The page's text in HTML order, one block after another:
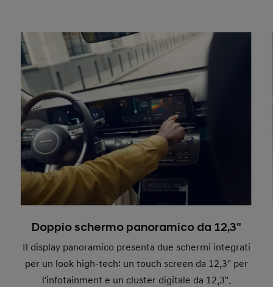
Doppio schermo panoramico da 12,3"
Il display panoramico presenta due schermi integrati
per un look high-tech: un touch screen da 12,3" per
l'infotainment e un cluster digitale da 12,3".